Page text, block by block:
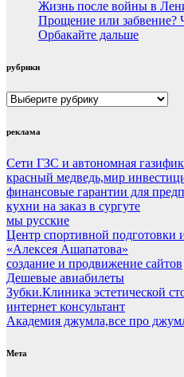
Жизнь после войны в
Прощение или забвение?
Орбакайте дальше
рубрики
рубрики
реклама
Сети ГЗС и автономная
красный медведь,мир
финансовые гарантии для
кухни на заказ в сургуте
мы русские
Центр спортивной подготовки
«Алексея Ашапатова»
создание и продвижение сайтов
Дешевые авиабилеты
Зубки.Клиника эстетической
интернет консультант
Академия джумла,все про
Мета